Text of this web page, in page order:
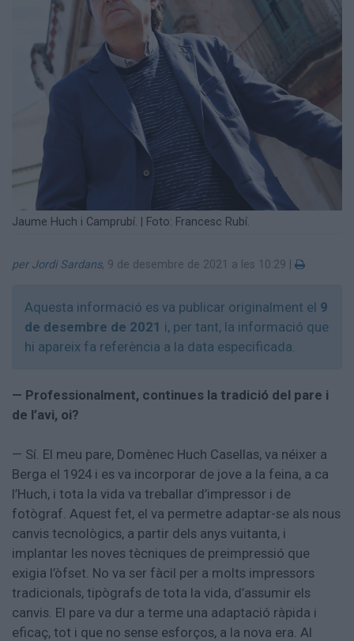
Jaume Huch i Camprubí. | Foto: Francesc Rubí.
per Jordi Sardans, 9 de desembre de 2021 a les 10:29
Aquesta informació es va publicar originalment el 9
de desembre de 2021 i, per tant, la informació que
hi apareix fa referència a la data especificada.
— Professionalment, continues la tradició del pare i
de l’avi, oi?
— Sí. El meu pare, Domènec Huch Casellas, va néixer a
Berga el 1924 i es va incorporar de jove a la feina, a ca
l’Huch, i tota la vida va treballar d’impressor i de
fotògraf. Aquest fet, el va permetre adaptar-se als nous
canvis tecnològics, a partir dels anys vuitanta, i
implantar les noves tècniques de preimpressió que
exigia l’òfset. No va ser fàcil per a molts impressors
tradicionals, tipògrafs de tota la vida, d’assumir els
canvis. El pare va dur a terme una adaptació ràpida i
eficaç, tot i que no sense esforços, a la nova era. Al